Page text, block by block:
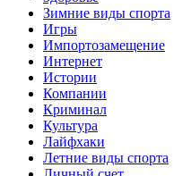
Зимние виды спорта
Игры
Импортозамещение
Интернет
Истории
Компании
Криминал
Культура
Лайфхаки
Летние виды спорта